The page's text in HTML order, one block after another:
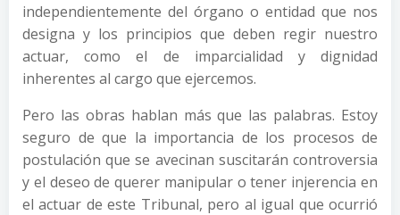
independientemente del órgano o entidad que nos
designa y los principios que deben regir nuestro
actuar, como el de imparcialidad y dignidad
inherentes al cargo que ejercemos.
Pero las obras hablan más que las palabras. Estoy
seguro de que la importancia de los procesos de
postulación que se avecinan suscitarán controversia
y el deseo de querer manipular o tener injerencia en
el actuar de este Tribunal, pero al igual que ocurrió